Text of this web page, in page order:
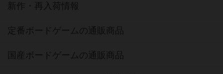
新作・再入荷情報
定番ボードゲームの通販商品
国産ボードゲームの通販商品